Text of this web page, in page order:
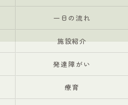
一日の流れ
施設紹介
発達障がい
療育